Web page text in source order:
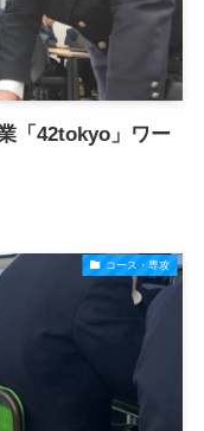
「42tokyo」ワー
コース・専攻